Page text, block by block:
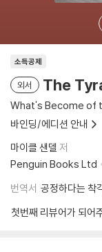
소득공제
외서 The
What's Become of
바인딩/에디션 안내
마이클 샌델 저
Penguin Books Ltd
번역서 공정하다는 착
첫번째 리뷰어가 되어